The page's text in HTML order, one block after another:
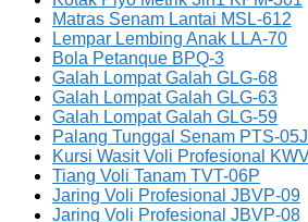
Matras Senam Lantai MSL-612
Lempar Lembing Anak LLA-70
Bola Petanque BPQ-3
Galah Lompat Galah GLG-68
Galah Lompat Galah GLG-63
Galah Lompat Galah GLG-59
Palang Tunggal Senam PTS-
Kursi Wasit Voli Profesional
Tiang Voli Tanam TVT-06P
Jaring Voli Profesional JBVP-09
Jaring Voli Profesional JBVP-08